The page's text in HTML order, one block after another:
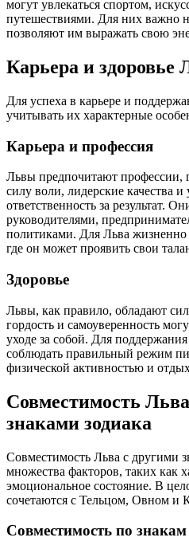
могут увлекаться спортом,
путешествиями. Для них важно
позволяют им выражать свою
Карьера и здоровье
Для успеха в карьере и
учитывать их характерные
Карьера и профессия
Львы предпочитают профессии,
силу воли, лидерские качества и
ответственность за результат.
руководителями,
политиками. Для Льва жизненно
где он может проявить свои
Здоровье
Львы, как правило, обладают
гордость и самоуверенность
уходе за собой. Для
соблюдать правильный режим
физической активностью и
Совместимость
знаками зодиака
Совместимость Льва с другими
множества факторов, таких как
эмоциональное состояние. В
сочетаются с Тельцом, Овном и
Совместимость по знакам